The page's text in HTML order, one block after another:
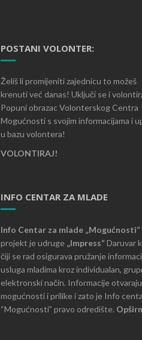
POSTANI VOLONTER:
Želiš li promijeniti zajednicu to možeš
krenuti već danas! Uključi se i
Popuni obrazac Volonterskog Centra
Mogućnosti s svojim informacijama i
u bazu volontera!
VOLONTIRAJ!
INFO CENTAR ZA MLADE
Info Centar za mlade „Mogućnosti“
projekt je udruge „Impress“Daruvar
čiji se rad osigurava pružanje
usluga mladima kroz individualan,
elektronski način. Informacije otvaraju
mogućnosti i prilike i zato je Info
“Mogućnosti” pravo odredište.